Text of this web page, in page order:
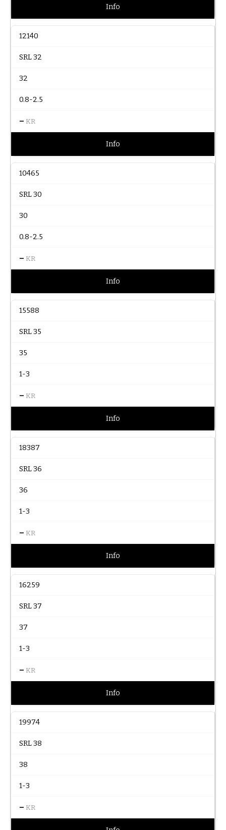
Info
12140
SRL 32
32
0.8-2.5
– KR
Info
10465
SRL 30
30
0.8-2.5
– KR
Info
15588
SRL 35
35
1-3
– KR
Info
18387
SRL 36
36
1-3
– KR
Info
16259
SRL 37
37
1-3
– KR
Info
19974
SRL 38
38
1-3
– KR